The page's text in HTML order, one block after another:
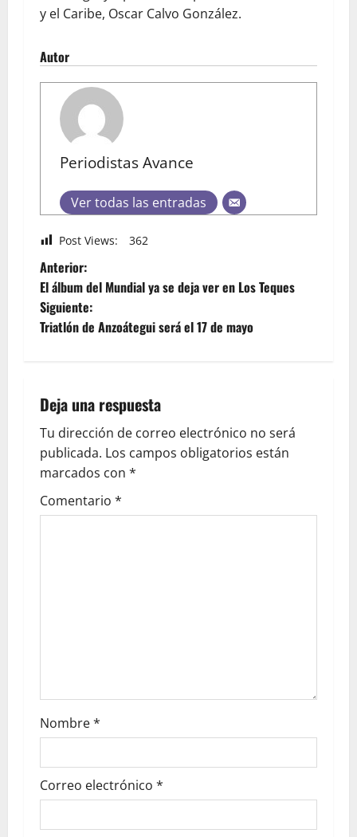
y el Caribe, Oscar Calvo González.
Autor
Periodistas Avance
Ver todas las entradas
Post Views: 362
Anterior:
El álbum del Mundial ya se deja ver en Los Teques
Siguiente:
Triatlón de Anzoátegui será el 17 de mayo
Deja una respuesta
Tu dirección de correo electrónico no será
publicada. Los campos obligatorios están
marcados con *
Comentario *
Nombre*
Correo electrónico *